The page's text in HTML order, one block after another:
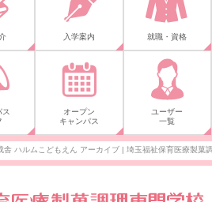
入学案内 就職・資格
ス
オープン
キャンパス
ユーザー
一覧
舎 ハルムこどもえん アーカイブ | 埼玉福祉保育医療製菓